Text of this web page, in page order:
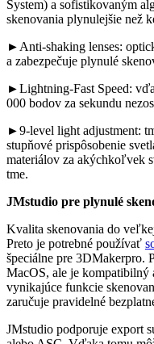
System) a sofistikovaným
skenovania plynulejšie než
►Anti-shaking lenses:
a zabezpečuje plynulé
►Lightning-Fast Speed:
000 bodov za sekundu
►9-level light adjustment:
stupňové prispôsobenie
materiálov za akýchkoľvek
tme.
JMstudio pre plynulé
Kvalita skenovania do
Preto je potrebné používať
špeciálne pre 3DMakerpro.
MacOS, ale je kompatibilný
vynikajúce funkcie
zaručuje pravidelné
JMstudio podporuje export